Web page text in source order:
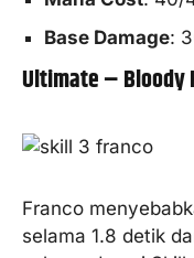
Base Damage:
Ultimate – Bloody
Franco
selama 1.8 detik